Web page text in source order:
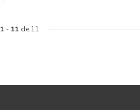
1 - 11 de 11